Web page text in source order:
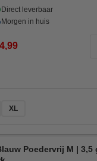
Direct leverbaar
Morgen in huis
XL
Poedervrij M | 3,5